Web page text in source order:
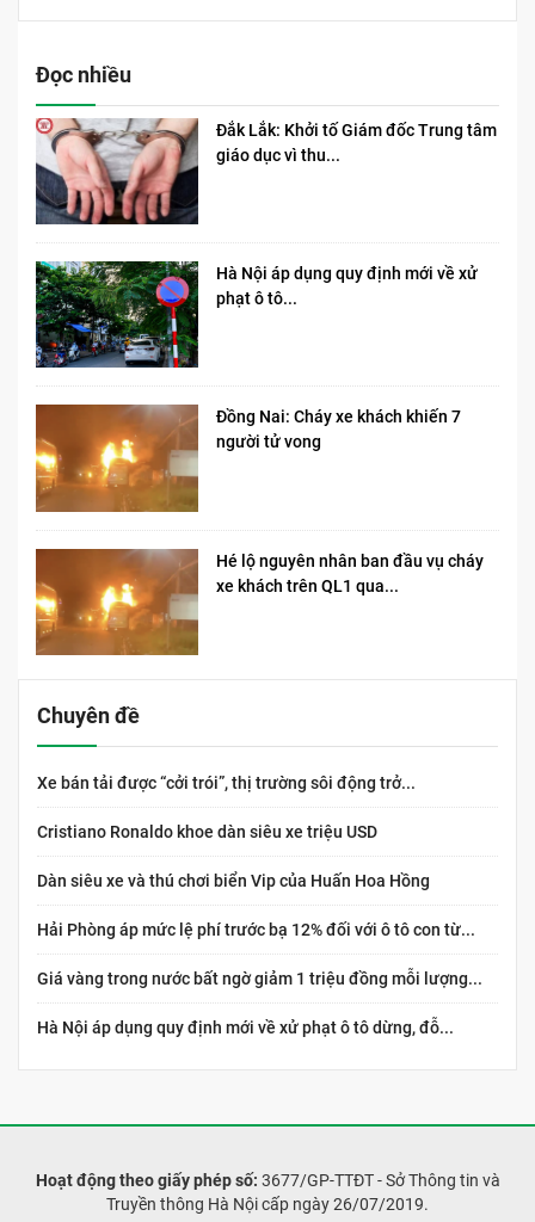
Đọc nhiều
Đắk Lắk: Khởi tố Giám đốc Trung tâm
giáo dục vì thu...
Hà Nội áp dụng quy định mới về xử
phạt ô tô...
Đồng Nai: Cháy xe khách khiến 7
người tử vong​
Hé lộ nguyên nhân ban đầu vụ cháy
xe khách trên QL1 qua...
Chuyên đề
Xe bán tải được “cởi trói”, thị trường sôi động trở...
Cristiano Ronaldo khoe dàn siêu xe triệu USD
Dàn siêu xe và thú chơi biển Vip của Huấn Hoa Hồng
Hải Phòng áp mức lệ phí trước bạ 12% đối với ô tô con từ...
Giá vàng trong nước bất ngờ giảm 1 triệu đồng mỗi lượng...
Hà Nội áp dụng quy định mới về xử phạt ô tô dừng, đỗ...
Hoạt động theo giấy phép số: 3677/GP-TTĐT - Sở Thông tin và
Truyền thông Hà Nội cấp ngày 26/07/2019.